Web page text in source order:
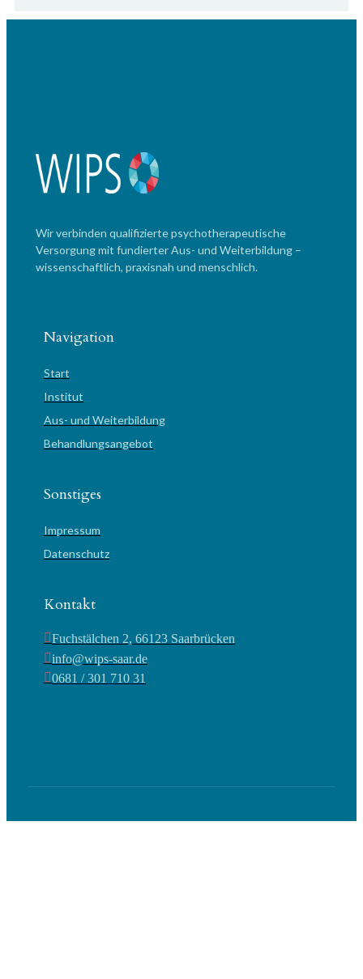
Wir verbinden qualifizierte psychotherapeutische
Versorgung mit fundierter Aus- und Weiterbildung –
wissenschaftlich, praxisnah und menschlich.
Navigation
Start
Institut
Aus- und Weiterbildung
Behandlungsangebot
Sonstiges
Impressum
Datenschutz
Kontakt
Fuchstälchen 2, 66123 Saarbrücken
info@wips-saar.de
0681 / 301 710 31